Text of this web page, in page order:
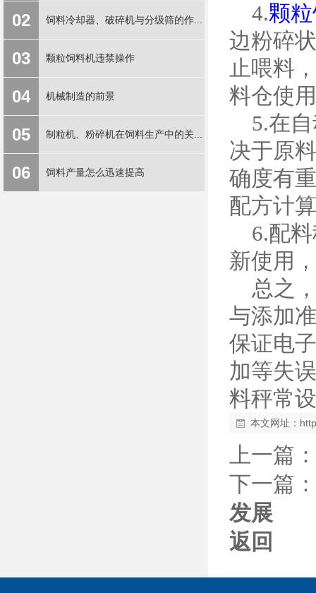
02 饲料冷却器、破碎机与分级筛的作...
03 颗粒饲料机违禁操作
04 机械制造的前景
05 制粒机、粉碎机在饲料生产中的关...
06 饲料产量怎么迅速提高
4.颗
边粉碎
止喂料
料仓使
5.在自
决于原
确度有
配方计
6.配料
新使用
总之，
与添加
保证电
加等失
料秤常
本文网址：
上一篇：
下一篇：
发展
返回